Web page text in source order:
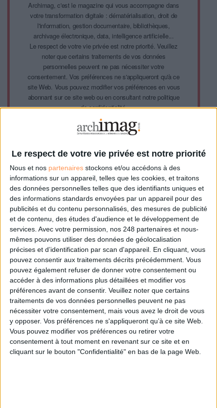
Le respect de votre vie privée est notre priorité
Nous et nos partenaires stockons et/ou accédons à des
informations sur un appareil, telles que les cookies, et traitons
des données personnelles telles que des identifiants uniques et
des informations standards envoyées par un appareil pour des
publicités et du contenu personnalisés, des mesures de publicité
et de contenu, des études d'audience et le développement de
services. Avec votre permission, nos 248 partenaires et nous-
mêmes pouvons utiliser des données de géolocalisation
précises et d’identification par scan d'appareil. En cliquant, vous
pouvez consentir aux traitements décrits précédemment. Vous
pouvez également refuser de donner votre consentement ou
accéder à des informations plus détaillées et modifier vos
préférences avant de consentir. Veuillez noter que certains
traitements de vos données personnelles peuvent ne pas
nécessiter votre consentement, mais vous avez le droit de vous
y opposer. Vos préférences ne s'appliqueront qu’à ce site Web.
Vous pouvez modifier vos préférences ou retirer votre
consentement à tout moment en revenant sur ce site et en
cliquant sur le bouton "Confidentialité" en bas de la page Web.
Archimag, c'est le magazine qui vous accompagne dans
votre transformation digitale : dématérialisation, droit de
l'information, gestion documentaire, bibliothèques,
archivage électronique, data, intelligence artificielle...
Le respect de votre vie privée est notre priorité. Veuillez
noter que certains traitements de vos données
personnelles peuvent ne pas nécessiter votre
consentement. Vos préférences ne s'appliqueront qu'à ce
site Web. Vous pouvez modifier vos préférences en vous
abonnant sur ce site web ou en consultant notre politique
de confidentialité.
Déjà abonné.e ? Connectez-vous
0 Commentaire
Connectez-vousou inscrivez-vouspour publier un commentaire
À LIRE SUR ARCHIMAG
Le Bénin bascule dans la dématérialisation tous
azimuts